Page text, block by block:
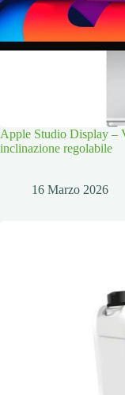
Apple Studio Display –
inclinazione regolabile
16 Marzo 2026